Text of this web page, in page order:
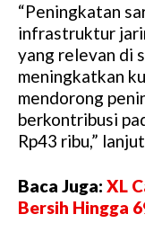
“Peningkatan
infrastruktur
yang relevan di
meningkatkan
mendorong
berkontribusi
Rp43 ribu,”
Baca Juga: XL
Bersih Hingga